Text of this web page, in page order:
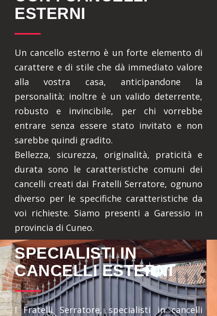
ESTERNI
Un cancello esterno è un forte elemento di
carattere e di stile che dà immediato valore
alla vostra casa, anticipandone la
personalità; inoltre è un valido deterrente,
robusto e invincibile, per chi vorrebbe
entrare senza essere stato invitato e non
sarebbe quindi gradito.
Bellezza, sicurezza, originalità, praticità e
durata sono le caratteristiche comuni dei
cancelli creati dai Fratelli Serratore, ognuno
diverso per le specifiche caratteristiche da
voi richieste. Siamo presenti a Garessio in
provincia di Cuneo.
SPECIALISTI IN
CANCELLI ESTERNI
I Fratelli Serratore, specialisti in cancelli